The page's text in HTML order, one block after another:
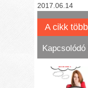
2017.06.14
A cikk